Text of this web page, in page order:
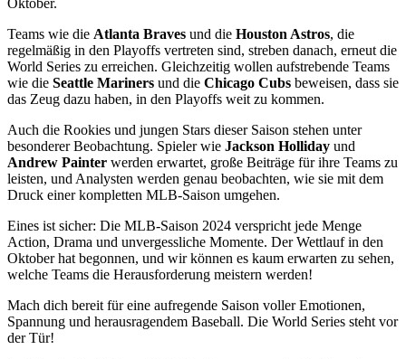
Teams wie die Atlanta Braves und die Houston Astros, die
regelmäßig in den Playoffs vertreten sind, streben danach, erneut die
World Series zu erreichen. Gleichzeitig wollen aufstrebende Teams
wie die Seattle Mariners und die Chicago Cubs beweisen, dass sie
das Zeug dazu haben, in den Playoffs weit zu kommen.
Auch die Rookies und jungen Stars dieser Saison stehen unter
besonderer Beobachtung. Spieler wie Jackson Holliday und
Andrew Painter werden erwartet, große Beiträge für ihre Teams zu
leisten, und Analysten werden genau beobachten, wie sie mit dem
Druck einer kompletten MLB-Saison umgehen.
Eines ist sicher: Die MLB-Saison 2024 verspricht jede Menge
Action, Drama und unvergessliche Momente. Der Wettlauf in den
Oktober hat begonnen, und wir können es kaum erwarten zu sehen,
welche Teams die Herausforderung meistern werden!
Mach dich bereit für eine aufregende Saison voller Emotionen,
Spannung und herausragendem Baseball. Die World Series steht vor
der Tür!